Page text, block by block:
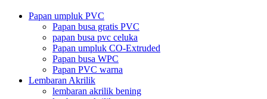
Papan umpluk PVC
Papan busa gratis PVC
papan busa pvc celuka
Papan umpluk CO-Extruded
Papan busa WPC
Papan PVC warna
Lembaran Akrilik
lembaran akrilik bening